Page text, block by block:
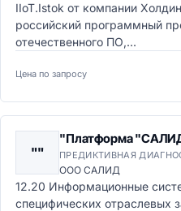
IIoT.Istok от компании
российский программный
отечественного ПО,...
Цена по запросу
""
"Платформа
ПРЕДИКТИВНАЯ
ООО САЛИД
12.20 Информационные
специфических отраслевых